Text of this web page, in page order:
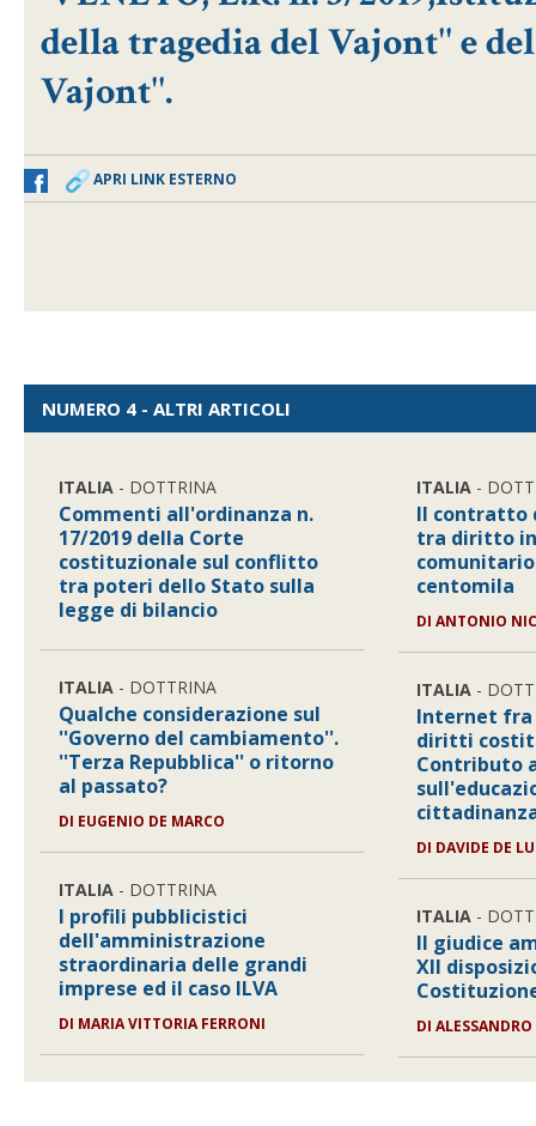
della tragedia del Vajont'' e
Vajont''.
APRI LINK ESTERNO
NUMERO 4 - ALTRI ARTICOLI
ITALIA - DOTTRINA
Commenti all'ordinanza n.
17/2019 della Corte
costituzionale sul conflitto
tra poteri dello Stato sulla
legge di bilancio
ITALIA - DOTTRINA
Qualche considerazione sul
''Governo del cambiamento''.
''Terza Repubblica'' o ritorno
al passato?
DI EUGENIO DE MARCO
ITALIA - DOTTRINA
I profili pubblicistici
dell'amministrazione
straordinaria delle grandi
imprese ed il caso ILVA
DI MARIA VITTORIA FERRONI
ITALIA -
Il contratto
tra diritto
centomila
DIANTONIO
ITALIA -
Internet fra
diritti
Contributo
DI DAVIDE DE
ITALIA -
Il giudice
XII
DI